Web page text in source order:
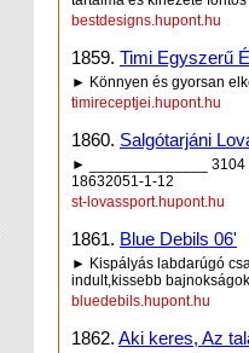
bestdesigns.hupont.hu
1859. Timi Egyszerű
► Könnyen és gyorsan
timireceptjei.hupont.hu
1860. Salgótarjáni
► ______________ 3104
18632051-1-12
st-lovassport.hupont.hu
1861. Blue Debils 06'
► Kispályás labdarúgó
indult,kissebb
bluedebils.hupont.hu
1862. Aki keres, Az